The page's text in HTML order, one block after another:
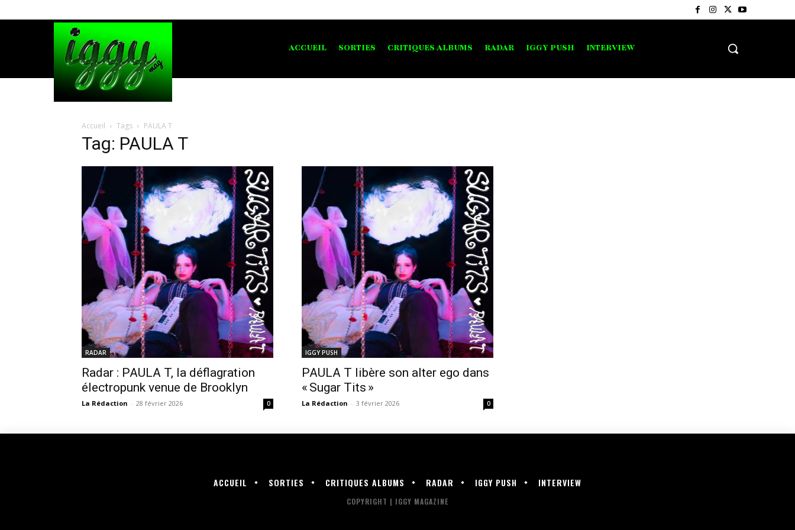
ACCUEIL SORTIES CRITIQUES ALBUMS RADAR IGGY PUSH INTERVIEW
Accueil Tags PAULA T
Tag: PAULA T
RADAR
Radar : PAULA T, la déflagration
électropunk venue de Brooklyn
La Rédaction - 28 février 2026 0
IGGY PUSH
PAULA T libère son alter ego dans
« Sugar Tits »
La Rédaction - 3 février 2026 0
ACCUEIL SORTIES CRITIQUES ALBUMS RADAR IGGY PUSH INTERVIEW
COPYRIGHT | IGGY MAGAZINE